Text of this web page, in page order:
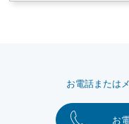
お電話または
お